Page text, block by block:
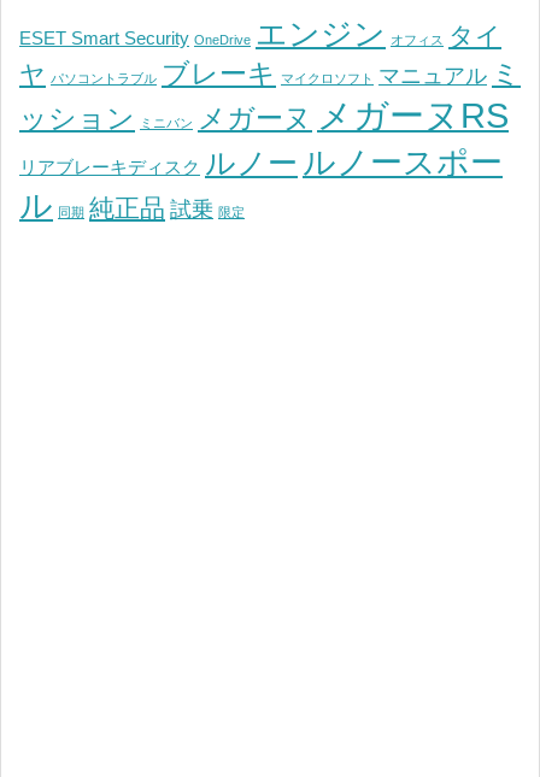
ESET Smart Security OneDrive エンジン オフィス
タイ
ヤ パソコントラブル ブレーキ マイクロソフト マニュアル ミ
ッション
ミニバン メガーヌ メガーヌRS
リアブレーキディスク ルノー ルノースポー
ル 同期 純正品 試乗 限定